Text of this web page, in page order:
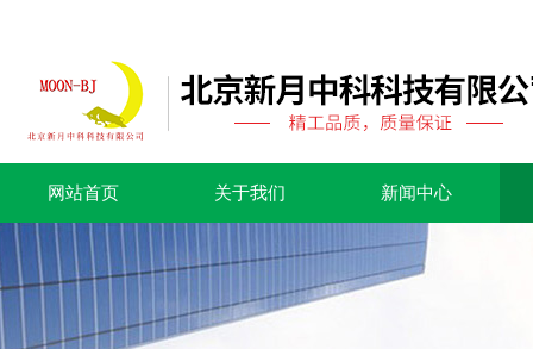
网站首页 关于我们 新闻中心